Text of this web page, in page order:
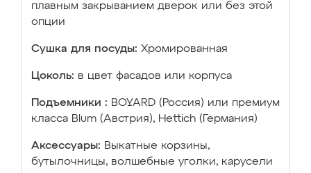
плавным закрыванием дверок или без этой
опции
Сушка для посуды: Хромированная
Цоколь: в цвет фасадов или корпуса
Подъемники : BOYARD (Россия) или премиум
класса Blum (Австрия), Hettich (Германия)
Аксессуары: Выкатные корзины,
бутылочницы, волшебные уголки, карусели